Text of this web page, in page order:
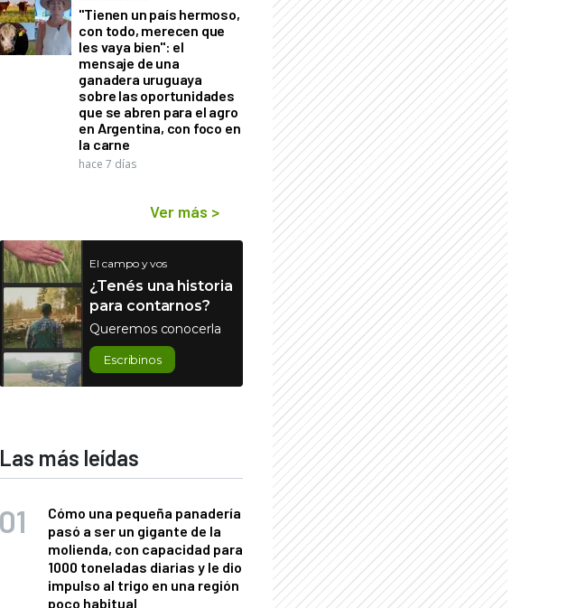
"Tienen un país hermoso,
con todo, merecen que
les vaya bien": el
mensaje de una
ganadera uruguaya
sobre las oportunidades
que se abren para el agro
en Argentina, con foco en
la carne
hace 7 días
Ver más >
El campo y vos
¿Tenés una historia
para contarnos?
Queremos conocerla
Escribinos
Las más leídas
Cómo una pequeña panadería
pasó a ser un gigante de la
molienda, con capacidad para
1000 toneladas diarias y le dio
impulso al trigo en una región
poco habitual